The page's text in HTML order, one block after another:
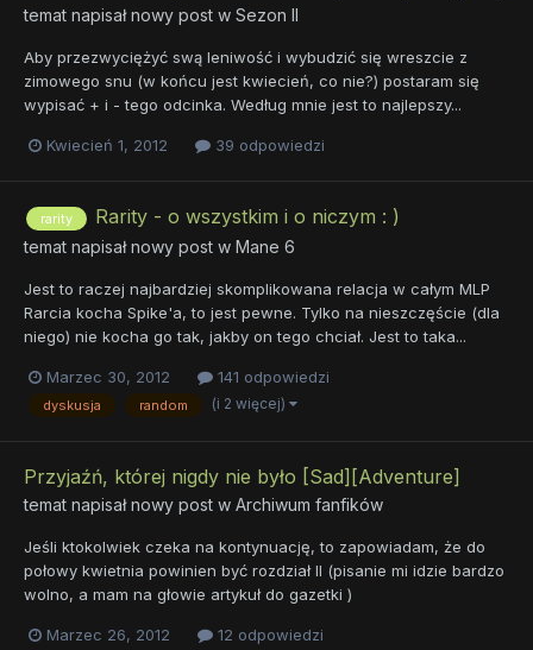
temat napisał nowy post w Sezon II
Aby przezwyciężyć swą leniwość i wybudzić się wreszcie z
zimowego snu (w końcu jest kwiecień, co nie?) postaram się
wypisać + i - tego odcinka. Według mnie jest to najlepszy...
Kwiecień 1, 2012 39 odpowiedzi
rarity Rarity - o wszystkim i o niczym : )
temat napisał nowy post w Mane 6
Jest to raczej najbardziej skomplikowana relacja w całym MLP
Rarcia kocha Spike'a, to jest pewne. Tylko na nieszczęście (dla
niego) nie kocha go tak, jakby on tego chciał. Jest to taka...
Marzec 30, 2012 141 odpowiedzi
dyskusja random (i 2 więcej)
Przyjaźń, której nigdy nie było [Sad][Adventure]
temat napisał nowy post w Archiwum fanfików
Jeśli ktokolwiek czeka na kontynuację, to zapowiadam, że do
połowy kwietnia powinien być rozdział II (pisanie mi idzie bardzo
wolno, a mam na głowie artykuł do gazetki )
Marzec 26, 2012 12 odpowiedzi